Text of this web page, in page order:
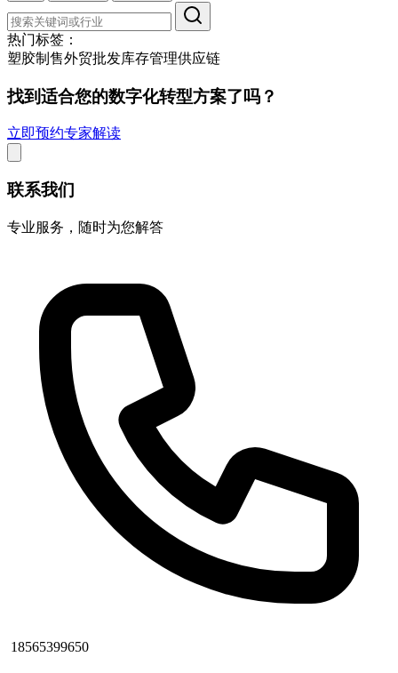
热门标签：
塑胶制售外贸批发库存管理供应链
找到适合您的数字化转型方案了吗？
立即预约专家解读
联系我们
专业服务，随时为您解答
18565399650